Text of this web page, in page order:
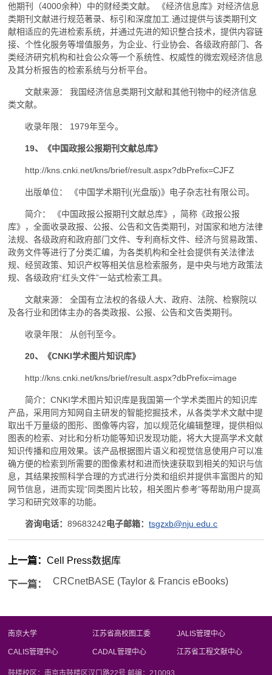
他期刊（4000余种）中的财经类文献。 《经济信息库》对经济信息
类期刊文献进行规范著录、标引和深度加工.通过提供与该类期刊文
献相适应的先进检索系统，并通过先进的知识整合技术，提供内容链
接、个性化服务等增值服务，为企业、行业协会、各级政府部门、各
类经济研究机构和社会公众等一个系统性、权威性的微宏观经济信息
及其分析报告的检索系统与分析平台。
文献来源： 我国经济信息类期刊文献和其他刊物中的经济信息
类文献。
收录年限： 1979年至今。
19、《中国政报公报期刊文献总库》
http://kns.cnki.net/kns/brief/result.aspx?dbPrefix=CJFZ
出版单位： 《中国学术期刊(光盘版)》电子杂志社有限公司。
简介： 《中国政报公报期刊文献总库》，简称《政报公报
库》，全面收录政报、公报、公告和文告类期刊，对国家和地方法律
法规、各级政府和政府部门文件、专利商标文件、经济与贸易政策、
政务文件等进行了分类汇编，为各类机构和全社会提供有关法律法
规、经贸政策、知识产权等相关信息检索服务，是中央与地方政策法
规、各级政府“红头文件”一站式检索工具。
文献来源： 全国有立法权的各级人大、政府、法院、检察院以
及各行业和团体主办的各类政报、公报、公告和文告类期刊。
收录年限： 从创刊至今。
20、《CNKI学术图片知识库》
http://kns.cnki.net/kns/brief/result.aspx?dbPrefix=image
简介：CNKI学术图片知识库是我国第一个学术类图片的知识库
产品，采用同方知网自主研发的智能挖掘技术，从各类学术文献中提
取出千万量级的图形、图像等内容，加以规范化编辑整理，提供相似
图表的检索、对比和分析功能等知识发现功能，将大大提高学术文献
知识传播和应用效果。该产品根据图片语义和视觉信息使用户可以准
确方便的检索到所需要的图像素材和进而快速获取到相关的知识与信
息，其结果按照科学合理的方式进行分类和组织并提供丰富图片的知
网节信息，进而实现“同类图片比较，相关图片参考”等帮助用户提高
学习和研究效率的功能。
咨询电话：89683242电子邮箱：tsgzxb@nju.edu.c
上一篇：Cell Press数据库
下一篇： CRCnetBASE (Taylor & Francis eBooks)
南京大学 江苏省高校图工委 JALIS管理中心
CALIS管理中心 CADAL管理中心 江苏省工程文献中心